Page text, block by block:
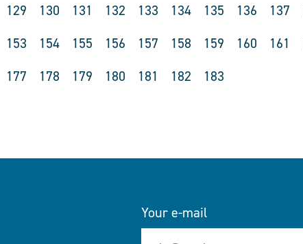
129 130 131 132 133 134 135 136 137
153 154 155 156 157 158 159 160 161
177 178 179 180 181 182 183
Your e-mail